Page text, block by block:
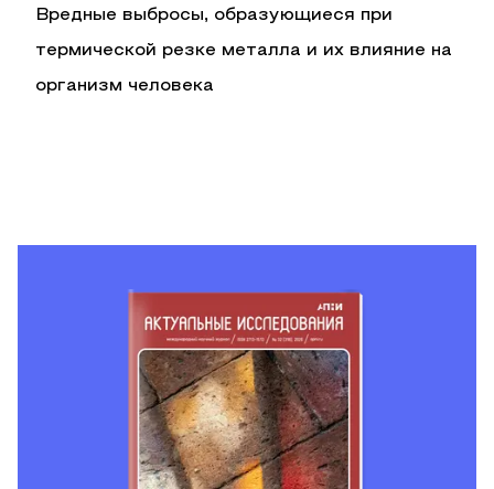
Вредные выбросы, образующиеся при
термической резке металла и их влияние на
организм человека